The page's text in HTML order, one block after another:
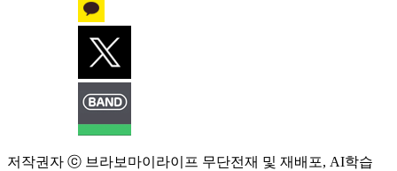
저작권자 ⓒ 브라보마이라이프 무단전재 및 재배포, AI학습